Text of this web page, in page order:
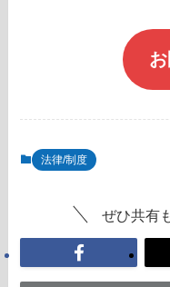
法律/制度
ぜひ共有